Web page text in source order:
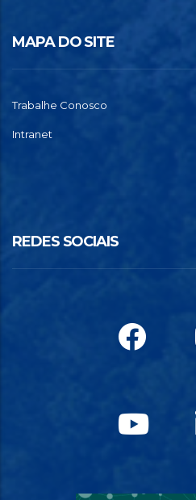
MAPA DO SITE
Trabalhe Conosco
Intranet
REDES SOCIAIS